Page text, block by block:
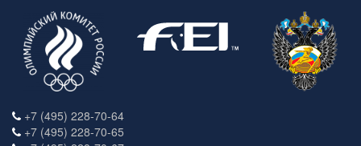
+7 (495) 228-70-64
+7 (495) 228-70-65